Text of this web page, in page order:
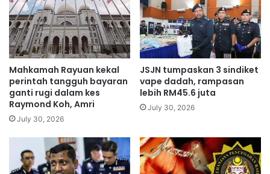
r
i
A
i
r
M
e
s
i
i
l
S
a
b
r
i
'
p
u
Mahkamah Rayuan kekal
perintah tangguh bayaran
ganti rugi dalam kes
Raymond Koh, Amri
July 30, 2026
JSJN tumpaskan 3 sindiket
vape dadah, rampasan
lebih RM45.6 juta
July 30, 2026